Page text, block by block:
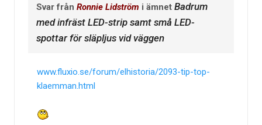
Svar från Ronnie Lidström i ämnet Badrum
med infräst LED-strip samt små LED-
spottar för släpljus vid väggen
www.fluxio.se/forum/elhistoria/2093-tip-top-
klaemman.html